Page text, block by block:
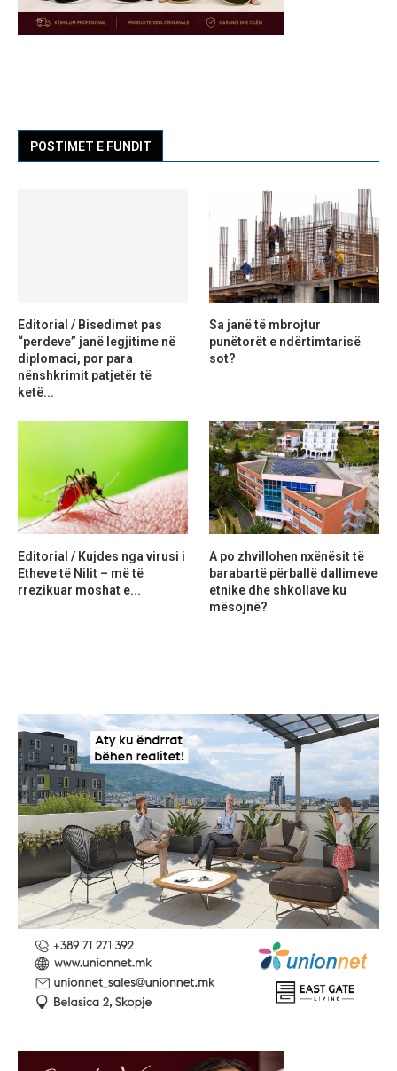
POSTIMET E FUNDIT
Editorial / Bisedimet pas
“perdeve” janë legjitime në
diplomaci, por para
nënshkrimit patjetër të
ketë...
Sa janë të mbrojtur
punëtorët e ndërtimtarisë
sot?
Editorial / Kujdes nga virusi i
Etheve të Nilit – më të
rrezikuar moshat e...
A po zhvillohen nxënësit të
barabartë përballë dallimeve
etnike dhe shkollave ku
mësojnë?